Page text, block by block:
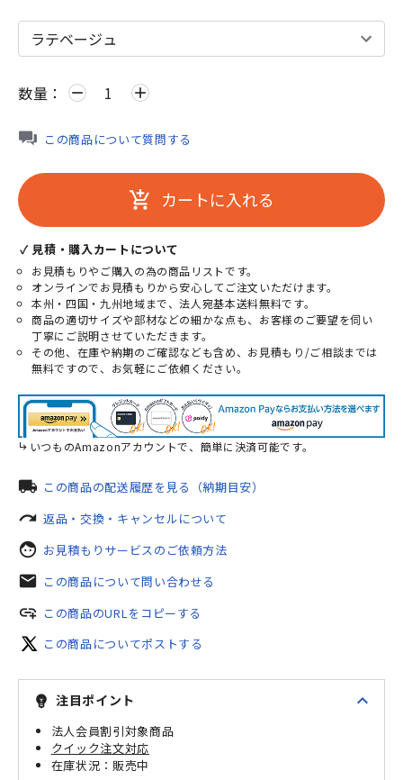
数量： remove add
この商品について質問する
add_shopping_cart カートに入れる
✓ 見積・購入カートについて
お見積もりやご購入の為の商品リストです。
オンラインでお見積もりから安心してご注文いただけます。
本州・四国・九州地域まで、法人宛基本送料無料です。
商品の適切サイズや部材などの細かな点も、お客様のご要望を伺い
丁寧にご説明させていただきます。
その他、在庫や納期のご確認なども含め、お見積もり/ご相談までは
無料ですので、お気軽にご依頼ください。
いつものAmazonアカウントで、簡単に決済可能です。
local_shipping この商品の配送履歴を見る（納期目安）
redo 返品・交換・キャンセルについて
face お見積もりサービスのご依頼方法
mail この商品について問い合わせる
add_link この商品のURLをコピーする
この商品についてポストする
emoji_objects 注目ポイント expand_less
法人会員割引対象商品
クイック注文対応
販売中